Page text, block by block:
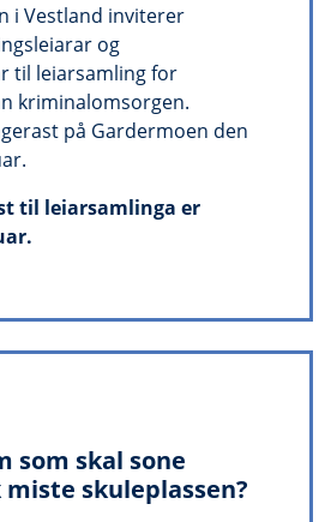
i Vestland inviterer
og
til leiarsamling for
kriminalomsorgen.
på Gardermoen den
til leiarsamlinga er
som skal sone
skuleplassen?